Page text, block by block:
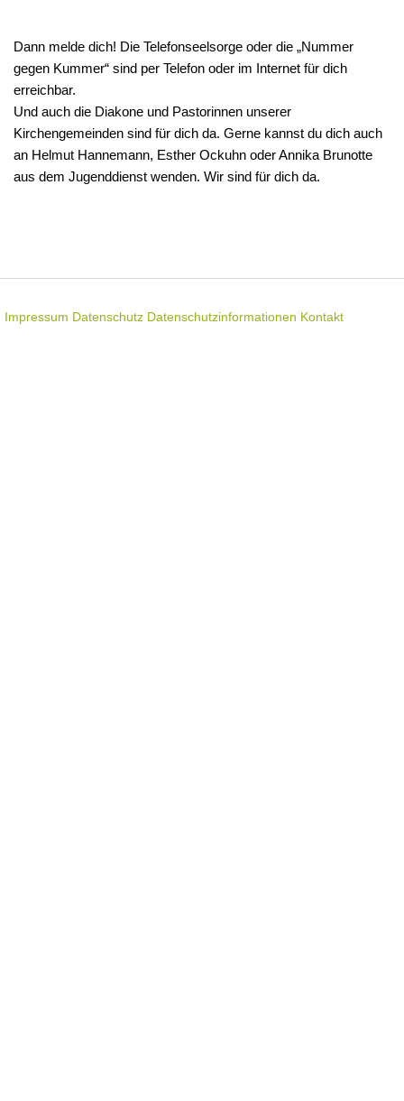
Dann melde dich! Die Telefonseelsorge oder die „Nummer
gegen Kummer“ sind per Telefon oder im Internet für dich
erreichbar.
Und auch die Diakone und Pastorinnen unserer
Kirchengemeinden sind für dich da. Gerne kannst du dich auch
an Helmut Hannemann, Esther Ockuhn oder Annika Brunotte
aus dem Jugenddienst wenden. Wir sind für dich da.
Impressum Datenschutz Datenschutzinformationen Kontakt